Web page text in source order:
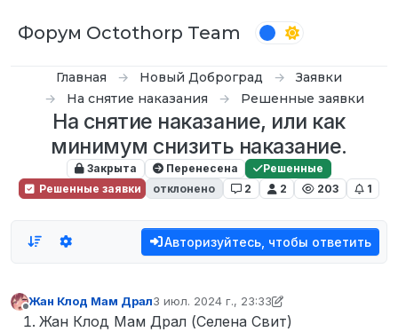
Форум Octothorp Team
Главная Новый Доброград
Заявки
На снятие наказания
Решенные заявки
На снятие наказание, или как
минимум снизить наказание.
Закрыта Перенесена
Решенные
Решенные заявки
отклонено 2 2 203 1
Авторизуйтесь, чтобы ответить
Не в сети
Жан Клод Мам Драл3 июл. 2024 г., 23:33
отредактировано Tekoy
Жан Клод Мам Драл (Селена Свит)